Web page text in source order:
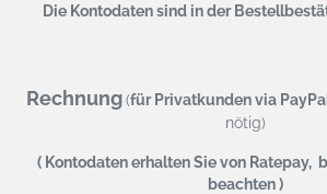
Die Kontodaten sind in der
Rechnung (für Privatkunden via
nötig)
( Kontodaten erhalten Sie von Ratepay,
beachten )